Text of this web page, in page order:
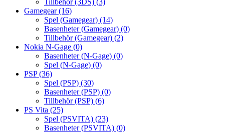
Tillbehör (3DS) (3)
Gamegear(16)
Spel (Gamegear) (14)
Basenheter (Gamegear) (0)
Tillbehör (Gamegear) (2)
Nokia N-Gage (0)
Basenheter (N-Gage) (0)
Spel (N-Gage) (0)
PSP(36)
Spel (PSP) (30)
Basenheter (PSP) (0)
Tillbehör (PSP) (6)
PS Vita (25)
Spel (PSVITA) (23)
Basenheter (PSVITA) (0)